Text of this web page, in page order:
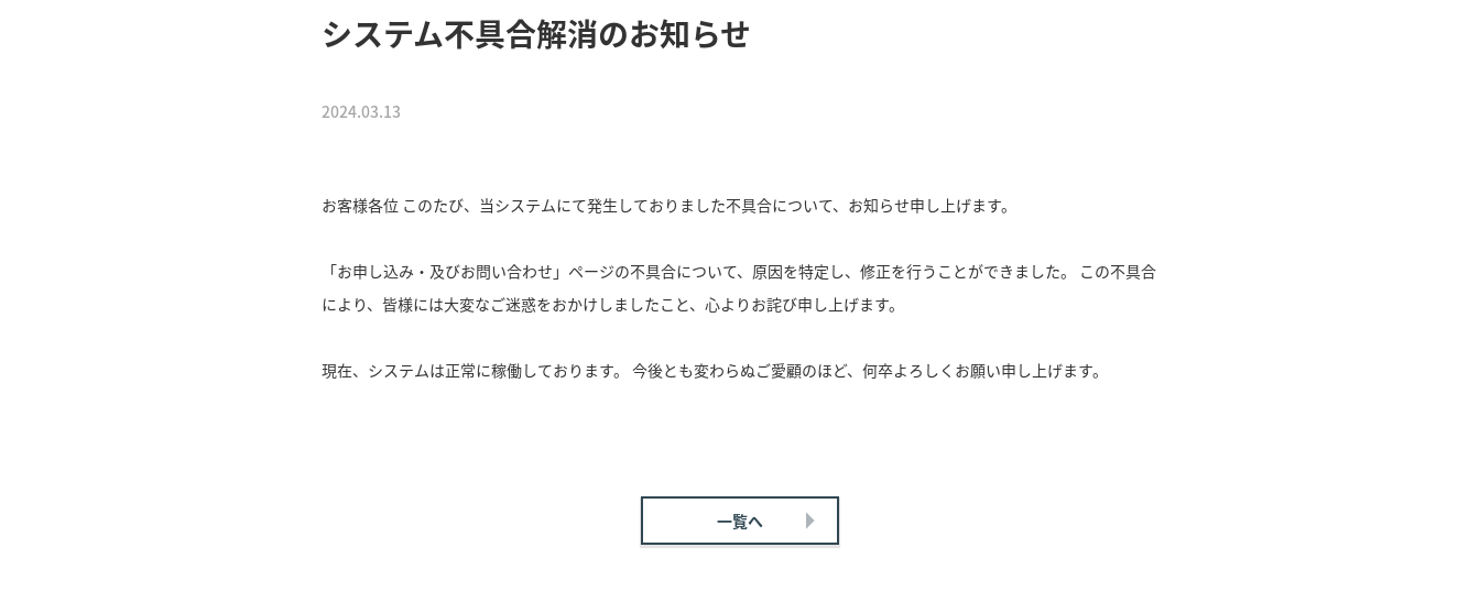
システム不具合解消のお知らせ
2024.03.13
お客様各位 このたび、当システムにて発生しておりました不具合について、お知らせ申し上げます。
「お申し込み・及びお問い合わせ」ページの不具合について、原因を特定し、修正を行うことができました。 この不具合
により、皆様には大変なご迷惑をおかけしましたこと、心よりお詫び申し上げます。
現在、システムは正常に稼働しております。 今後とも変わらぬご愛顧のほど、何卒よろしくお願い申し上げます。
一覧へ